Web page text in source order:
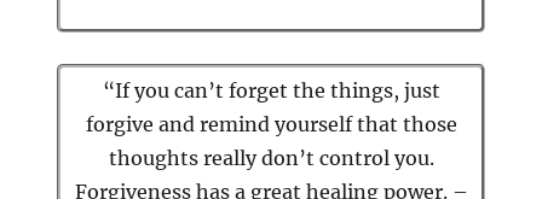
“If you can’t forget the things, just
forgive and remind yourself that those
thoughts really don’t control you.
Forgiveness has a great healing power. –